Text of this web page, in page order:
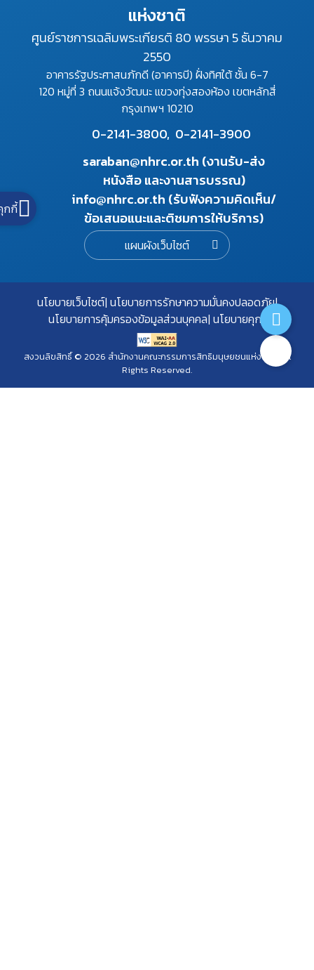
แห่งชาติ
ศูนย์ราชการเฉลิมพระเกียรติ 80 พรรษา 5 ธันวาคม
2550
อาคารรัฐประศาสนภักดี (อาคารบี) ฝั่งทิศใต้ ชั้น 6-7
120 หมู่ที่ 3 ถนนแจ้งวัฒนะ แขวงทุ่งสองห้อง เขตหลักสี่
กรุงเทพฯ 10210
0-2141-3800, 0-2141-3900
saraban@nhrc.or.th (งานรับ-ส่ง
หนังสือ และงานสารบรรณ)
info@nhrc.or.th (รับฟังความคิดเห็น/
ข้อเสนอแนะและติชมการให้บริการ)
แผนผังเว็บไซต์
นโยบายเว็บไซต์ นโยบายการรักษาความมั่นคงปลอดภัย
นโยบายการคุ้มครองข้อมูลส่วนบุคคล นโยบายคุกกี้
สงวนลิขสิทธิ์ © 2026 สำนักงานคณะกรรมการสิทธิมนุษยชนแห่งชาติ. All
Rights Reserved.
กกี้